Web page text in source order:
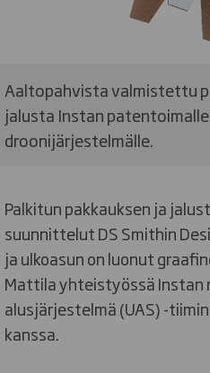
Aaltopahvista valmistettu
jalusta Instan patentoimalle
droonijärjestelmälle.
Palkitun pakkauksen ja
suunnittelut DS Smithin
ja ulkoasun on luonut
Mattila yhteistyössä
alusjärjestelmä (UAS) -
kanssa.